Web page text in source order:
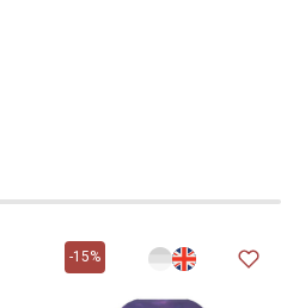
-15%